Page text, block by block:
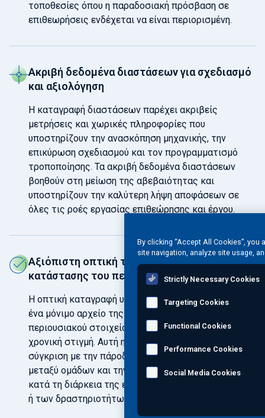
τοποθεσίες όπου η παραδοσιακή πρόσβαση σε
επιθεωρήσεις ενδέχεται να είναι περιορισμένη.
Ακριβή δεδομένα διαστάσεων για σχεδιασμό
και αξιολόγηση
Η καταγραφή διαστάσεων παρέχει ακριβείς
μετρήσεις και χωρικές πληροφορίες που
υποστηρίζουν την ανασκόπηση μηχανικής, την
επικύρωση σχεδιασμού και τον προγραμματισμό
τροποποίησης. Τα ακριβή δεδομένα διαστάσεων
βοηθούν στη μείωση της αβεβαιότητας και
υποστηρίζουν την καλύτερη λήψη αποφάσεων σε
όλες τις ροές εργασίας επιθεώρησης και έργου.
Αξιόπιστη οπτική τεκμηρίωση της
κατάστασης του περιουσιακού στοιχείου
Η οπτική καταγραφή υψηλής ποιότητας δημιουργεί
ένα μόνιμο αρχείο της κατάστασης του
περιουσιακού στοιχείου σε μια συγκεκριμένη
χρονική στιγμή. Αυτή η τεκμηρίωση υποστηρίζει τη
σύγκριση με την πάροδο του χρόνου, τη συνεργασία
μεταξύ ομάδων και την σαφέστερη επικοινωνία
κατά τη διάρκεια της επιθεώρησης, της συντήρησης
ή των δραστηριοτήτων του έργου.
By clicking “Accept All Cookies”,
site navigation, analyze site usage,
Strictly Necessary Cookies
Targeting Cookies
Functional Cookies
Performance Cookies
Social Media Cookies